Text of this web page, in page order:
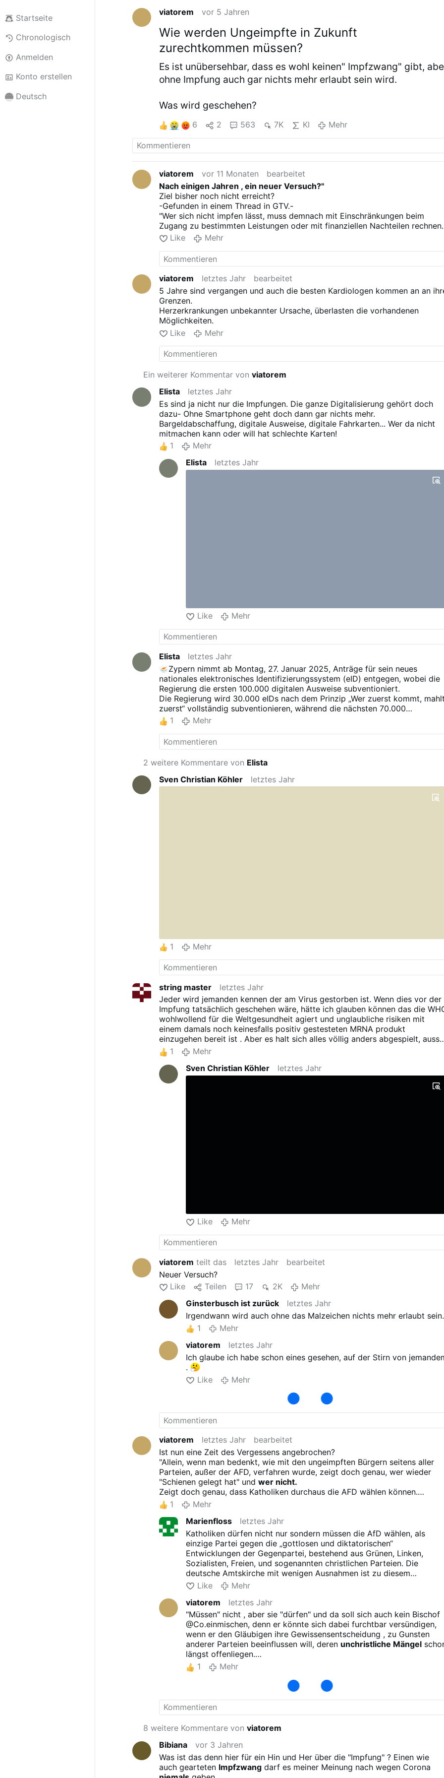
Startseite
Chronologisch
Anmelden
Konto erstellen
Deutsch
viatorem vor 5 Jahren
Wie werden Ungeimpfte in Zukunft
zurechtkommen müssen?
Es ist unübersehbar, dass es wohl keinen" Impfzwang" gibt,
ohne Impfung auch gar nichts mehr erlaubt sein wird.
Was wird geschehen?
6 2 563 7K KI Mehr
viatorem vor 11 Monaten
bearbeitet
Nach einigen Jahren , ein neuer Versuch?"
Ziel bisher noch nicht erreicht?
-Gefunden in einem Thread in GTV.-
"Wer sich nicht impfen lässt, muss demnach mit Einschränkungen beim
Zugang zu bestimmten Leistungen oder mit finanziellen Nachteilen rechnen,
etwa durch höhere Krankenkassenbeiträge oder geringere Erstattungen."
Betrifft das Jahr 202
Was soll bis zum vielerwähnten "mysteriösen"Jahr 20
werden?
Die Zeit wird knapp.
Like Mehr
viatorem letztes Jahr
bearbeitet
5 Jahre sind vergangen und auch die besten Kardiologen kommen an an
Grenzen.
Herzerkrankungen unbekannter Ursache, überlasten die vorhandenen
Möglichkeiten.
Like
Mehr
Ein weiterer Kommentar vonviatorem
Elista
letztes Jahr
Es sind ja nicht nur die Impfungen. Die ganze Digitalisierung gehört doch
dazu- Ohne Smartphone geht doch dann gar nichts mehr.
Bargeldabschaffung, digitale Ausweise, digitale Fahrkarten... Wer da nicht
mitmachen kann oder will hat schlechte Karten!
1
Mehr
Elista
letztes Jahr
Like Mehr
Elista
letztes Jahr
Zypern nimmt ab Montag, 27. Januar 2025, Anträge für sein neues
nationales elektronisches Identifizierungssystem (eID) entgegen, wobei die
Regierung die ersten 100.000 digitalen Ausweise subventioniert.
Die Regierung wird 30.000 eIDs nach dem Prinzip „Wer zuerst kommt,
zuerst“ vollständig subventionieren, während die nächsten 70.000
Antragsteller eine ermäßigte Gebühr von 15 Euro zahlen (statt des
Standardpreises von 50 Euro für die dreijährige Gültigkeitsdauer).
Der stellvertretende Minister für Forschung, Innovation und Digitalpolitik,
Nicodemos Damianou, sagte auf einer Pressekonferenz, dass die eID einen
Meilenstein für die digitale Wirtschaft des Landes darstelle. Das System hat
von der Europäischen Kommission die Zulassung für die höchste
Sicherheitsstufe gemäß der eIDAS- Verordnung erhalten und ermöglicht
grenzüberschreitende elektronische Transaktionen innerhalb der
1 Mehr
2 weitere Kommentare von Elista
Sven Christian Köhler
letztes Jahr
1 Mehr
string master
letztes Jahr
Jeder wird jemanden kennen der am Virus gestorben ist. Wenn dies vor der
Impfung tatsächlich geschehen wäre, hätte ich glauben können das die
wohlwollend für die Weltgesundheit agiert und unglaubliche risiken mit
einem damals noch keinesfalls positiv gestesteten MRNA produkt
einzugehen bereit ist . Aber es halt sich alles völlig anders abgespielt,
in "Bergamo" wo die Beatmungsgeräte bis an den Anschlag eingessetzt
wurde......diese Sicht war schon ein paar Wochen möglich wenn man über
Grenzen der ör Medien geblickt hätte. Was man hätte tun sollen denn:
Eine neue. nicht erfolgreich getestete MRNA medikation gegen ein Virus
1
Mehr
Sven Christian Köhler
letztes Jahr
Like Mehr
viatorem teilt das letztes Jahr
bearbeitet
Neuer Versuch?
Like
Teilen 17 2K
Mehr
Ginsterbusch ist zurück
letztes Jahr
Irgendwann wird auch ohne das Malzeichen nichts mehr erlaubt sein.
1
Mehr
viatorem
letztes Jahr
Ich glaube ich habe schon eines gesehen, auf der Stirn von
.
Like
Mehr
viatorem letztes Jahr
bearbeitet
Ist nun eine Zeit des Vergessens angebrochen?
"Allein, wenn man bedenkt, wie mit den ungeimpften Bürgern seitens aller
Parteien, außer der AFD, verfahren wurde, zeigt doch genau, wer wieder
"Schienen gelegt hat" undwer nicht.
Zeigt doch genau, dass Katholiken durchaus die AFD wählen können.
Zeigt doch genau, wo Menschenverachtung( wo sie nicht iins eigene Bild
passt) stattfindet und wo nicht. Menschenverachtung gegenüber den
eigenen Bürgernund wo nicht.
etc.etc.etc.
Wer sich umfassend und frei im Geiste informiert , der wird wissen, was
er wählen will."
Nein nur eine Zeit der Wähler.
1
Mehr
Marienfloss
letztes Jahr
Katholiken dürfen nicht nur sondern müssen die AfD wählen, als
einzige Partei gegen die „gottlosen und diktatorischen“
Entwicklungen der Gegenpartei, bestehend aus Grünen, Linken,
Sozialisten, Freien, und sogenannten christlichen Parteien. Die
deutsche Amtskirche mit wenigen Ausnahmen ist zu diesem
Parteienbündnis zu zählen. Desshalb werden die Kirchenaustritte
zunehmen, da die Amtskirche zu einem politischen Anhängsel
geworden ist.
Like
Mehr
viatorem
letztes Jahr
"Müssen" nicht , aber sie "dürfen" und da soll sich auch kein Bischof
@Co.einmischen, denn er könnte sich dabei furchtbar versündigen,
wenn er den Gläubigen ihre Gewissensentscheidung , zu Gunsten
anderer Parteien beeinflussen will, deren unchristliche Mängel
längst offenliegen.
Wie bei Corona, da war das ähnlich und was haben wir bekommen?
Das weiß mitlerweile jeder im Lande. Nix Gutes.
1 Mehr
8 weitere Kommentare vonviatorem
Bibiana
vor 3 Jahren
Was ist das denn hier für ein Hin und Her über die "Impfung" ? Einen wie
auch gearteten Impfzwang darf es meiner Meinung nach wegen Corona